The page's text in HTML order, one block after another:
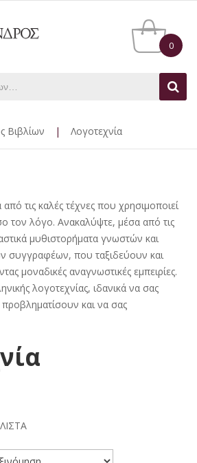
0
Βιβλίων | Λογοτεχνία
από τις καλές τέχνες που χρησιμοποιεί
τον λόγο. Ανακαλύψτε, μέσα από τις
μυθιστορήματα γνωστών και
συγγραφέων, που ταξιδεύουν και
μοναδικές αναγνωστικές εμπειρίες.
λογοτεχνίας, ιδανικά να σας
και να σας
ΛΙΣΤΑ